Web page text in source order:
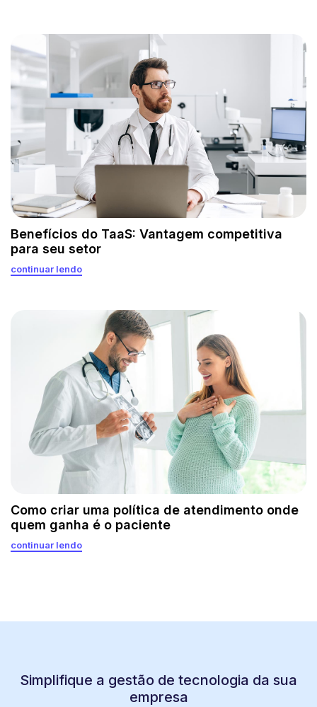
Benefícios do TaaS: Vantagem competitiva
para seu setor
continuar lendo
Como criar uma política de atendimento onde
quem ganha é o paciente
continuar lendo
Simplifique a gestão de tecnologia da sua
empresa